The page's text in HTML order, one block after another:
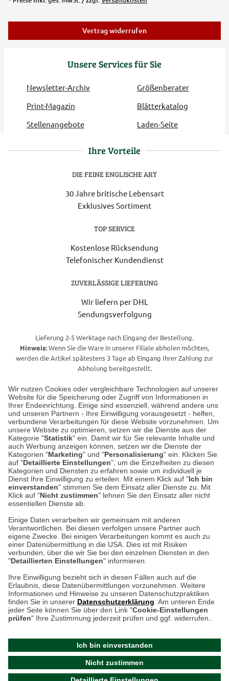
Wir nutzen Cookies oder vergleichbare Technologien auf unserer
Website für die Speicherung oder Zugriff von Informationen in
Ihrer Endeinrichtung. Einige sind essenziell, während andere uns
und unseren Partnern - Ihre Einwilligung vorausgesetzt - helfen,
verbundene Verarbeitungen für diese Website vorzunehmen. Um
unsere Website zu optimieren, setzen wir die Dienste aus der
Kategorie "Statistik" ein. Damit wir für Sie relevante Inhalte und
auch Werbung anzeigen können, setzen wir die Dienste der
Kategorien "Marketing" und "Personalisierung" ein. Klicken Sie
auf "Detaillierte Einstellungen", um die Einzelheiten zu diesen
Kategorien und Diensten zu erfahren sowie um individuell je
Dienst Ihre Einwilligung zu erteilen. Mit einem Klick auf "Ich bin
einverstanden" stimmen Sie dem Einsatz aller Dienste zu. Mit
Klick auf "Nicht zustimmen" lehnen Sie den Einsatz aller nicht
essentiellen Dienste ab.
Einige Daten verarbeiten wir gemeinsam mit anderen
Verantwortlichen. Bei diesen verfolgen unsere Partner auch
eigene Zwecke. Bei einigen Verarbeitungen kommt es auch zu
einer Datenübermittlung in die USA. Dies ist mit Risiken
verbunden, über die wir Sie bei den einzelnen Diensten in den
"Detaillierten Einstellungen" informieren.
Ihre Einwilligung bezieht sich in diesen Fällen auch auf die
Erlaubnis, diese Datenübermittlungen vorzunehmen. Weitere
Informationen und Hinweise zu unseren Datenschutzpraktiken
finden Sie in unserer Datenschutzerklärung . Am unteren Ende
jeder Seite können Sie über den Link "Cookie-Einstellungen
prüfen" Ihre Zustimmung jederzeit prüfen und ggf. widerrufen..
Ich bin einverstanden
Nicht zustimmen
Unsere Services für Sie
Newsletter-Archiv
Größenberater
Print-Magazin
Blätterkatalog
Stellenangebote
Laden-Seite
Vertrag widerrufen
Ihre Vorteile
DIE FEINE ENGLISCHE ART
30 Jahre britische Lebensart
Exklusives Sortiment
TOP SERVICE
Kostenlose Rücksendung
Telefonischer Kundendienst
ZUVERLÄSSIGE LIEFERUNG
Wir liefern per DHL
Sendungsverfolgung
Lieferung 2-5 Werktage nach Eingang der Bestellung.
Hinweis:Wenn Sie die Ware in unserer Filiale abholen möchten,
werden die Artikel spätestens 3 Tage ab Eingang Ihrer Zahlung zur
Abholung bereitgestellt.
Unser Geschäft in Meckenheim
Auf dem Steinbüchel 6
53340 Meckenheim
Montag bis Samstag 9:00 Uhr bis 18:00 Uhr
weitere Information
Hier finden Sie uns im Netz
Kontakt
Umwelt und Entsorgung
Zur Echtheit von Bewertungen
Hinweisgeber-Schutzgesetz
Barrierefreiheit unserer Website
am 10.08.2026 um 11:17
2024 THE BRITISH SHOP
Versandhandel GmbH & Co. KG
Cookie-Einstellungen in Ihrem Browser
ACHTUNG!
Ihr Browser speichert aktuell keine Cookies!
Leider können Sie in diesem Fall unseren Online-Shop
Bitte stellen Sie sicher, dass Ihr Browser unsere funktionalen
Cookies für die Dauer Ihres Besuchs auf unserer Website